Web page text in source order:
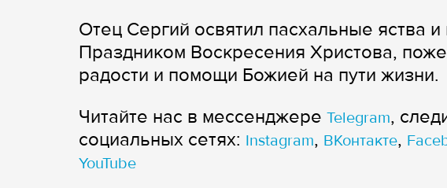
Отец Сергий освятил пасхальные яства
Праздником Воскресения Христова,
радости и помощи Божией на пути жизни.
Читайте нас в мессенджере Telegram,
cоциальных сетях: Instagram, ВКонтакте,
YouTube